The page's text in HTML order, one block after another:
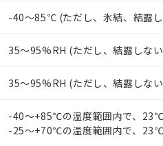
-40～85℃ (ただし、氷結、結露
35～95%RH (ただし、結露しな
35～95%RH (ただし、結露しな
-40～+85℃の温度範囲内で、
-25～+70℃の温度範囲内で、
オムロン制御
在庫状況およ
す。
マイパーツ機
ている必要があ
が、当社の製
さい。
※当社の共同
※2 対応予定月
部品在庫の切り替え
※3 非含有証明書
下記の非含有証明書
「ｅ」：有害物質（
「10」：通常の使用
味します。
「－」：未確認です
当社は、貴社
また当社は、
一定数に
－
在庫なし(
機器販売
空
白
受注生産